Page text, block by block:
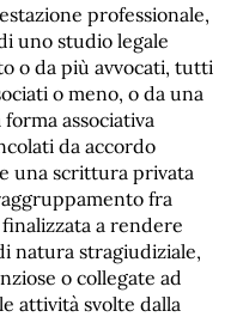
professionale,
uno studio legale
o da più avvocati, tutti
o meno, o da una
associativa
da accordo
una scrittura privata
fra
a rendere
natura stragiudiziale,
o collegate ad
attività svolte dalla